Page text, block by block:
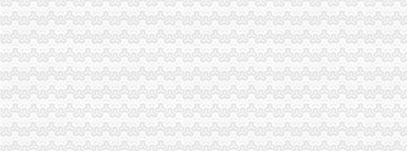
说课唐令春重庆渝中区马家堡小学《可能》—在线播放—优酷
说课唐令春重庆渝中区马家堡小学《可能》_土豆
说课唐令春重庆渝中区马家堡小学《可能》_土豆
重庆市渝中区马家堡粮店_重庆市_渝中区_企业在线
重庆市渝中区马家堡粮店_重庆市_渝中区_企业在线